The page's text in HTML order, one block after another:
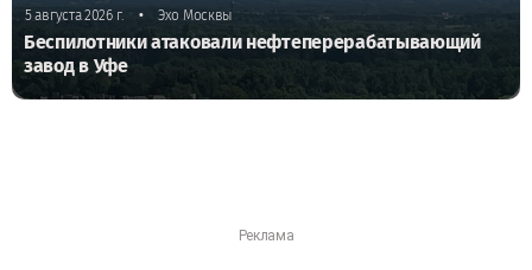
5 августа 2026 г. • Эхо Москвы
Беспилотники атаковали нефтеперерабатывающий
завод в Уфе